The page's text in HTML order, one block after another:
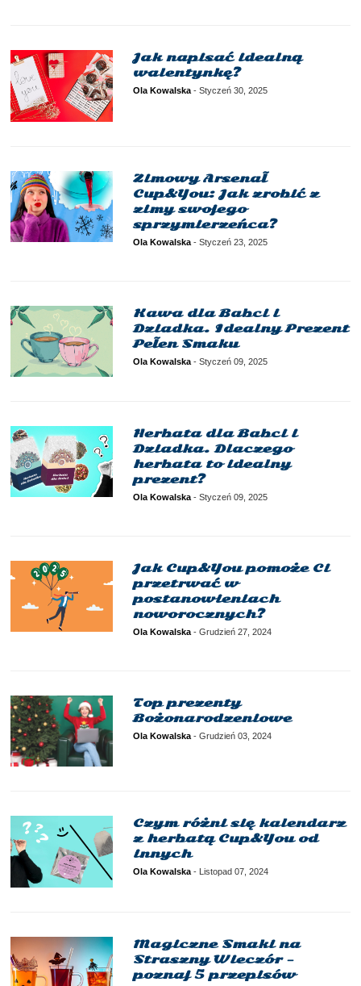
Jak napisać idealną
walentynkę?
Ola Kowalska - Styczeń 30, 2025
Zimowy Arsenał
Cup&You: Jak zrobić z
zimy swojego
sprzymierzeńca?
Ola Kowalska - Styczeń 23, 2025
Kawa dla Babci i
Dziadka. Idealny Prezent
Pełen Smaku
Ola Kowalska - Styczeń 09, 2025
Herbata dla Babci i
Dziadka. Dlaczego
herbata to idealny
prezent?
Ola Kowalska - Styczeń 09, 2025
Jak Cup&You pomoże Ci
przetrwać w
postanowieniach
noworocznych?
Ola Kowalska - Grudzień 27, 2024
Top prezenty
Bożonarodzeniowe
Ola Kowalska - Grudzień 03, 2024
Czym różni się kalendarz
z herbatą Cup&You od
innych
Ola Kowalska- Listopad 07, 2024
Magiczne Smaki na
Straszny Wieczór –
poznaj 5 przepisów